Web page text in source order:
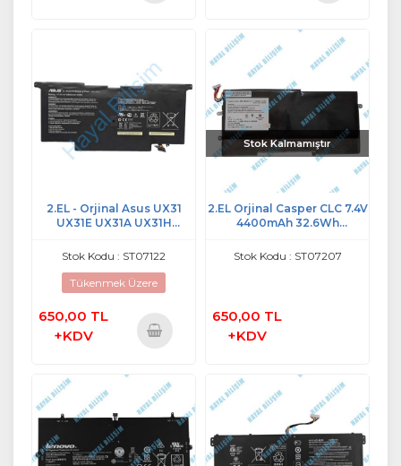
Ekle
2.EL - Orjinal Asus UX31
UX31E UX31A UX31H
UX31
Stok Kodu : ST07122
Tükenmek Üzere
650,00 TL
+KDV
Ekle
Stok Kalmamıştır
2.EL Orjinal Casper CLC 7.4V
4400mAh 32.6Wh
Stok Kodu : ST07207
650,00 TL
+KDV